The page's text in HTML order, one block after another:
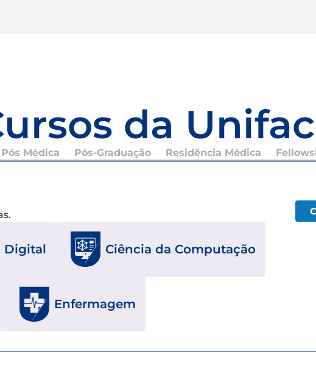
da
Pós Médica Pós-Graduação Residência Médica
Digital Ciência da Computação
Enfermagem